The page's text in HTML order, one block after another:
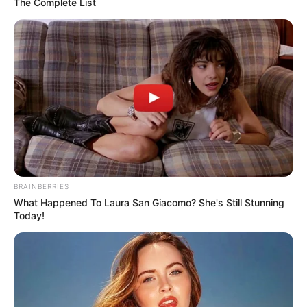
Meilleur Pronostic gagnant au
Tiercé Quinté
Qui est le meilleur actuellement au pronostic du
The Complete List
BRAINBERRIES
What Happened To Laura San Giacomo? She's Still Stunning
Today!